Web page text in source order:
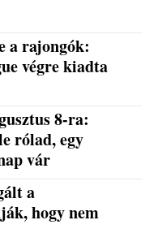
a rajongók:
végre kiadta
8-ra:
rólad, egy
vár
a
hogy nem